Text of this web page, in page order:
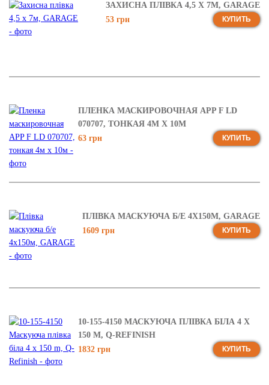
ЗАХИСНА ПЛІВКА 4,5 Х 7М, GARAGE
53 грн
КУПИТЬ
ПЛЕНКА МАСКИРОВОЧНАЯ APP F LD
070707, ТОНКАЯ 4М X 10М
63 грн
КУПИТЬ
ПЛІВКА МАСКУЮЧА Б/Е 4X150М, GARAGE
1609 грн
КУПИТЬ
10-155-4150 МАСКУЮЧА ПЛІВКА БІЛА 4 X
150 M, Q-REFINISH
1832 грн
КУПИТЬ